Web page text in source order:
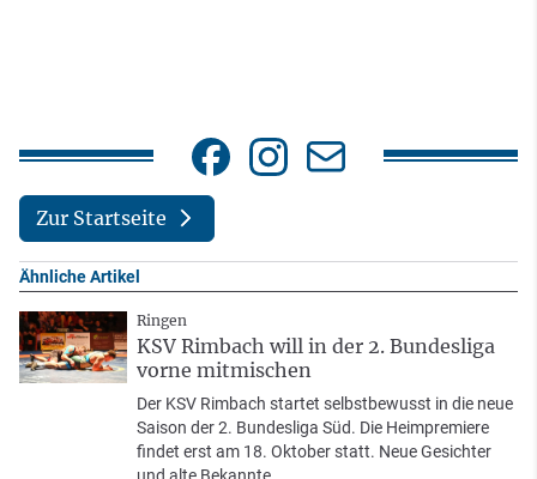
Zur Startseite
Ähnliche Artikel
Ringen
KSV Rimbach will in der 2. Bundesliga
vorne mitmischen
Der KSV Rimbach startet selbstbewusst in die neue
Saison der 2. Bundesliga Süd. Die Heimpremiere
findet erst am 18. Oktober statt. Neue Gesichter